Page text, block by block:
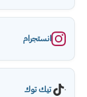
انستجرام
تيك توك